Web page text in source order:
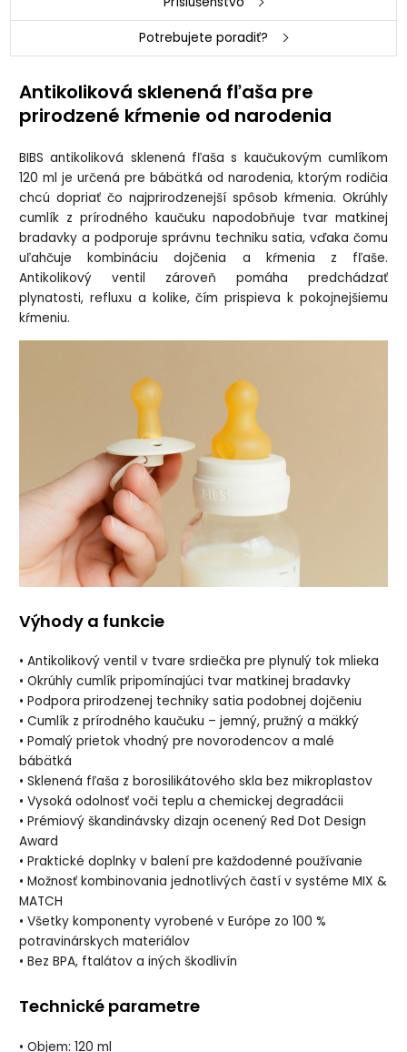
Potrebujete poradiť?
Antikoliková sklenená fľaša pre
prirodzené kŕmenie od narodenia
BIBS antikoliková sklenená fľaša s kaučukovým cumlíkom
120 ml je určená pre bábätká od narodenia, ktorým rodičia
chcú dopriať čo najprirodzenejší spôsob kŕmenia. Okrúhly
cumlík z prírodného kaučuku napodobňuje tvar matkinej
bradavky a podporuje správnu techniku satia, vďaka čomu
uľahčuje kombináciu dojčenia a kŕmenia z fľaše.
Antikolikový ventil zároveň pomáha predchádzať
plynatosti, refluxu a kolike, čím prispieva k pokojnejšiemu
kŕmeniu.
Výhody a funkcie
• Antikolikový ventil v tvare srdiečka pre plynulý tok mlieka
• Okrúhly cumlík pripomínajúci tvar matkinej bradavky
• Podpora prirodzenej techniky satia podobnej dojčeniu
• Cumlík z prírodného kaučuku – jemný, pružný a mäkký
• Pomalý prietok vhodný pre novorodencov a malé
bábätká
• Sklenená fľaša z borosilikátového skla bez mikroplastov
• Vysoká odolnosť voči teplu a chemickej degradácii
• Prémiový škandinávsky dizajn ocenený Red Dot Design
Award
• Praktické doplnky v balení pre každodenné používanie
• Možnosť kombinovania jednotlivých častí v systéme MIX &
MATCH
• Všetky komponenty vyrobené v Európe zo 100 %
potravinárskych materiálov
• Bez BPA, ftalátov a iných škodlivín
Technické parametre
• Objem: 120 ml